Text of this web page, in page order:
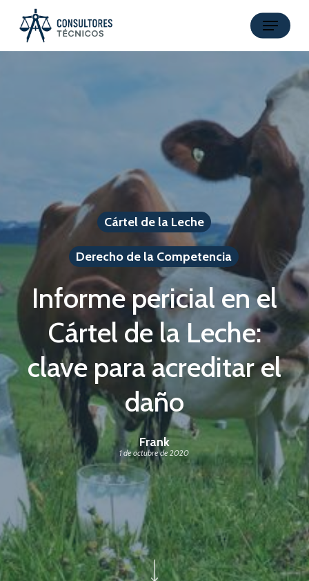
main
Menu
Cártel de la Leche
Derecho de la Competencia
Informe pericial en el
Cártel de la Leche:
clave para acreditar el
daño
Frank
1 de octubre de 2020